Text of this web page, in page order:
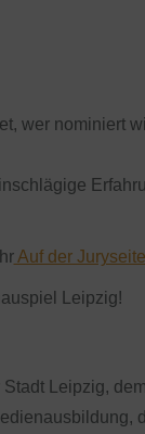
wer nominiert
Auf der
Leipzig!
Leipzig,